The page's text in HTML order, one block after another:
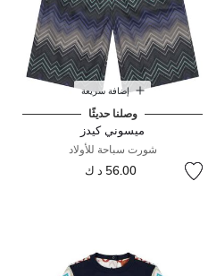
إضافة سريعة
وصلنا حديثًا
ميسوني كيدز
شورت سباحة للأولاد
56.00 د ك